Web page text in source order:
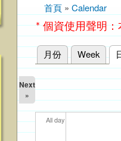
您在這裡
首頁 » Calendar
* 個資使用聲明
主要索引標籤
月份 Week
Next
»
All day